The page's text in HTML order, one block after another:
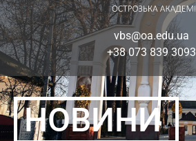
vbs@oa.edu.ua
+38 073 839 3093
НОВИНИ